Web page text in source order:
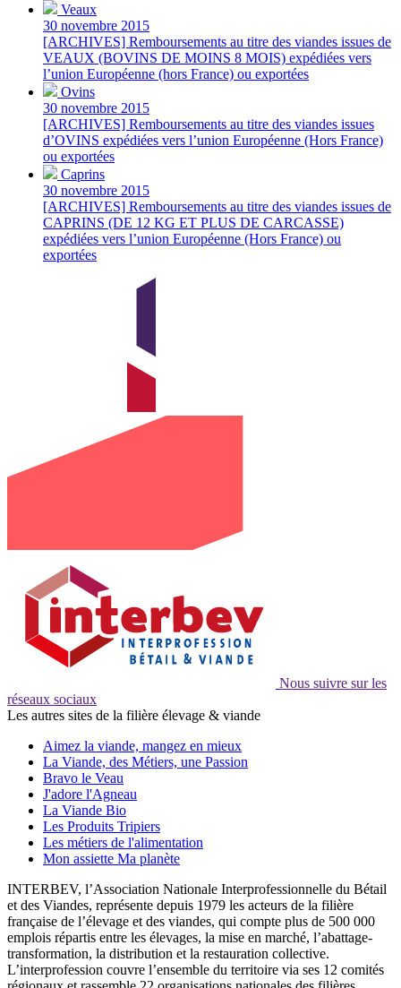
Veaux
30 novembre 2015
[ARCHIVES] Remboursements au titre des viandes issues de
VEAUX (BOVINS DE MOINS 8 MOIS) expédiées vers
l’union Européenne (hors France) ou exportées
Ovins
30 novembre 2015
[ARCHIVES] Remboursements au titre des viandes issues
d’OVINS expédiées vers l’union Européenne (Hors France)
ou exportées
Caprins
30 novembre 2015
[ARCHIVES] Remboursements au titre des viandes issues de
CAPRINS (DE 12 KG ET PLUS DE CARCASSE)
expédiées vers l’union Européenne (Hors France) ou
exportées
Nous suivre sur les
réseaux sociaux
Les autres sites de la filière élevage & viande
Aimez la viande, mangez en mieux
La Viande, des Métiers, une Passion
Bravo le Veau
J'adore l'Agneau
La Viande Bio
Les Produits Tripiers
Les métiers de l'alimentation
Mon assiette Ma planète
INTERBEV, l’Association Nationale Interprofessionnelle du Bétail
et des Viandes, représente depuis 1979 les acteurs de la filière
française de l’élevage et des viandes, qui compte plus de 500 000
emplois répartis entre les élevages, la mise en marché, l’abattage-
transformation, la distribution et la restauration collective.
L’interprofession couvre l’ensemble du territoire via ses 12 comités